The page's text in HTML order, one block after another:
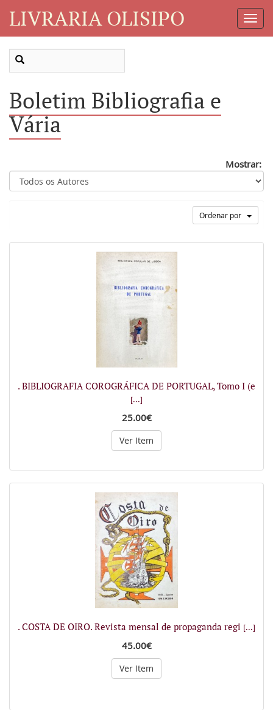
LIVRARIA OLISIPO
Boletim Bibliografia e
Vária
Mostrar:
Ordenar por
. BIBLIOGRAFIA COROGRÁFICA DE PORTUGAL, Tomo I (e
[...]
25.00€
Ver Item
. COSTA DE OIRO. Revista mensal de propaganda regi [...]
45.00€
Ver Item